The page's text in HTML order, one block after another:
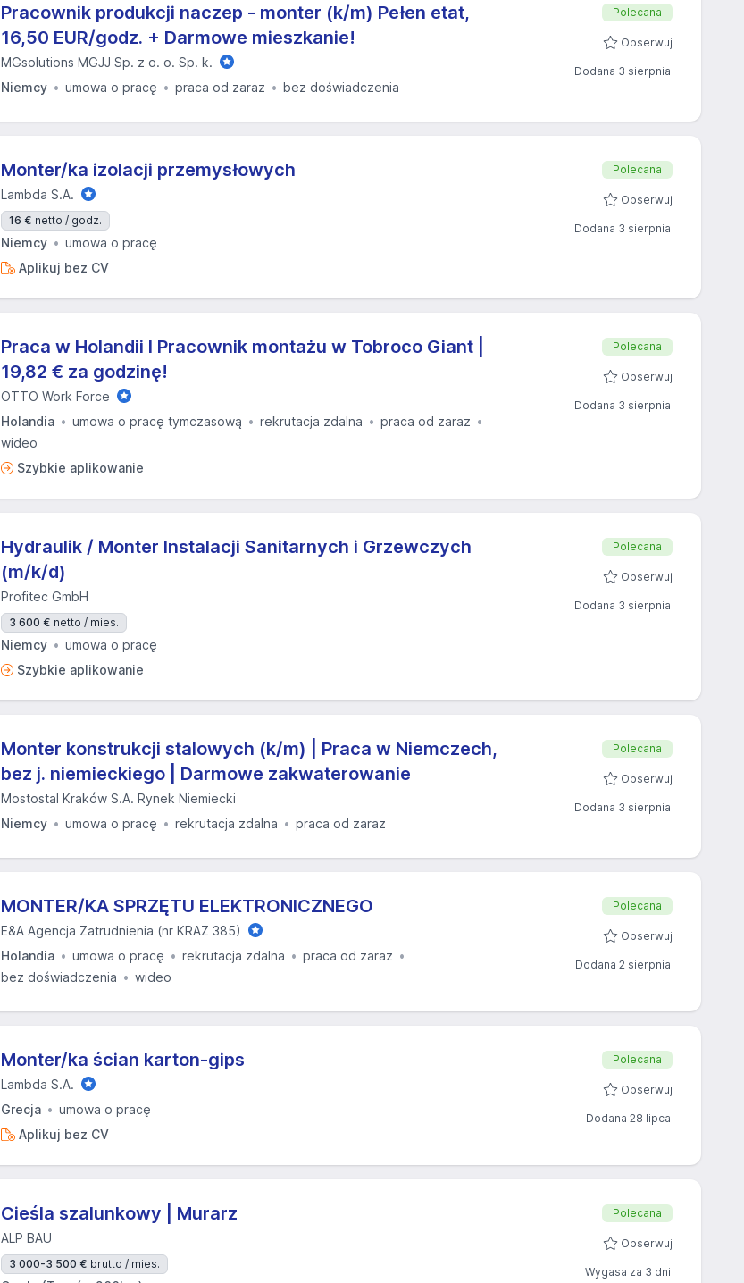
Pracownik produkcji naczep - monter (k/m) Pełen etat,
16,50 EUR/godz. + Darmowe mieszkanie!
MGsolutions MGJJ Sp. z o. o. Sp. k.
Niemcy
umowa o pracę praca od zaraz bez doświadczenia
Polecana
Obserwuj
Dodana 3 sierpnia
Monter/ka izolacji przemysłowych
Lambda S.A.
16 € netto / godz.
Niemcy
umowa o pracę
Aplikuj bez CV
Polecana
Obserwuj
Dodana 3 sierpnia
Praca w Holandii I Pracownik montażu w Tobroco Giant |
19,82 € za godzinę!
OTTO Work Force
Holandia
umowa o pracę tymczasową rekrutacja zdalna
praca od zaraz
wideo
Szybkie aplikowanie
Polecana
Obserwuj
Dodana 3 sierpnia
Hydraulik / Monter Instalacji Sanitarnych i Grzewczych
(m/k/d)
Profitec GmbH
3 600 € netto / mies.
Niemcy
umowa o pracę
Szybkie aplikowanie
Polecana
Obserwuj
Dodana 3 sierpnia
Monter konstrukcji stalowych (k/m) | Praca w Niemczech,
bez j. niemieckiego | Darmowe zakwaterowanie
Mostostal Kraków S.A. Rynek Niemiecki
Niemcy
umowa o pracę rekrutacja zdalna praca od zaraz
Polecana
Obserwuj
Dodana 3 sierpnia
MONTER/KA SPRZĘTU ELEKTRONICZNEGO
E&A Agencja Zatrudnienia (nr KRAZ 385)
Holandia
umowa o pracę rekrutacja zdalna
praca od zaraz
bez doświadczenia
wideo
Polecana
Obserwuj
Dodana 2 sierpnia
Monter/ka ścian karton-gips
Lambda S.A.
Grecja
umowa o pracę
Aplikuj bez CV
Polecana
Obserwuj
Dodana 28 lipca
Cieśla szalunkowy | Murarz
ALP BAU
3 000-3 500 € brutto / mies.
Polecana
Obserwuj
Wygasa za 3 dni